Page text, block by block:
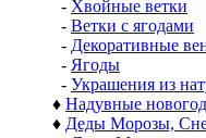
- Хвойные ветки
- Ветки с ягодами
- Декоративные
- Ягоды
- Украшения из
♦ Надувные
♦ Деды Морозы,